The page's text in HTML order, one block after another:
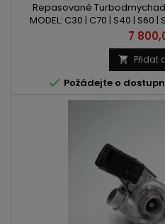
Repasované
MODEL: C30 | C70 | S40 | S60 |
XC90 KÓD MOTORU: I5DP2 |
D5244T9 | D5244T13
163PS/120kW | 180PS/132kW |
Cena
7
 Přidat
 Požádejte o